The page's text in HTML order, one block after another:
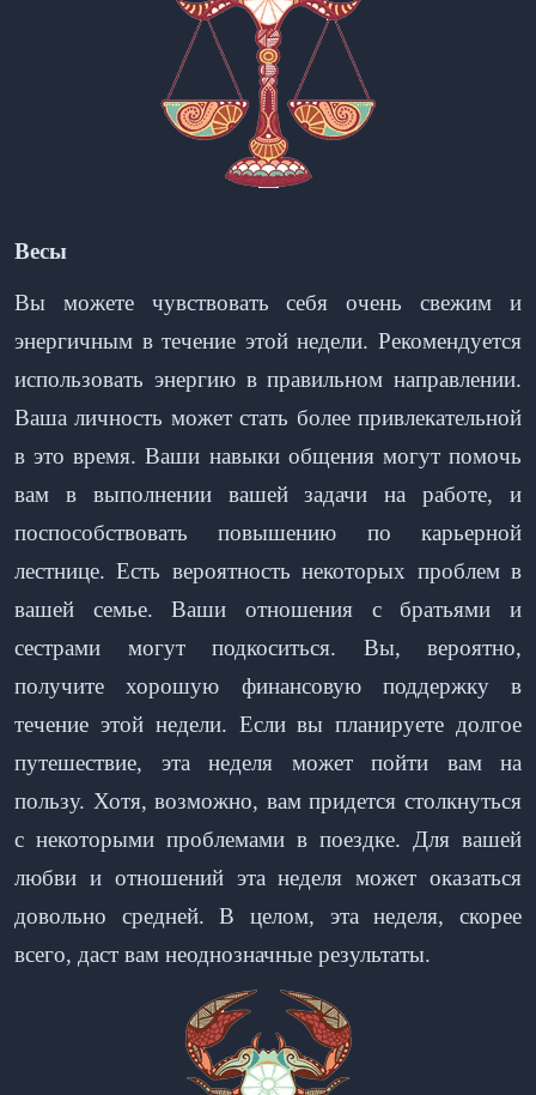
Весы
Вы можете чувствовать себя очень свежим и
энергичным в течение этой недели. Рекомендуется
использовать энергию в правильном направлении.
Ваша личность может стать более привлекательной
в это время. Ваши навыки общения могут помочь
вам в выполнении вашей задачи на работе, и
поспособствовать повышению по карьерной
лестнице. Есть вероятность некоторых проблем в
вашей семье. Ваши отношения с братьями и
сестрами могут подкоситься. Вы, вероятно,
получите хорошую финансовую поддержку в
течение этой недели. Если вы планируете долгое
путешествие, эта неделя может пойти вам на
пользу. Хотя, возможно, вам придется столкнуться
с некоторыми проблемами в поездке. Для вашей
любви и отношений эта неделя может оказаться
довольно средней. В целом, эта неделя, скорее
всего, даст вам неоднозначные результаты.